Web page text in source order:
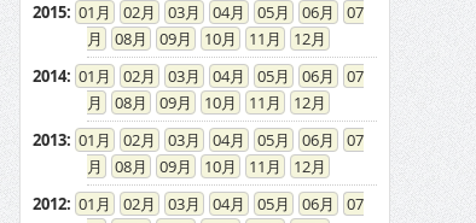
2015: 01 02 03 04 05 06
07
08
09 10 11
12
2014: 01 02 03 04 05 06
07
08
09 10 11
12
2013: 01 02 03 04 05 06
07
08
09 10 11
12
2012: 01 02 03 04 05 06
07